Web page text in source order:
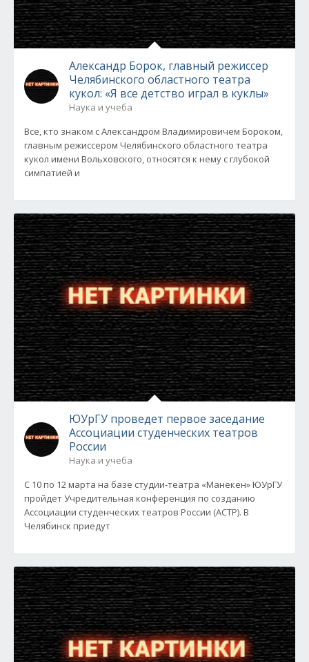
Александр Борок, главный режиссер
Челябинского областного театра
кукол: «Я все детство играл в куклы»
Наука и учеба
Все, кто знаком с Александром Владимировичем Бороком,
главным режиссером Челябинского областного театра
кукол имени Вольховского, относятся к нему с глубокой
симпатией и
ЮУрГУ проведет первое заседание
Ассоциации студенческих театров
России
Наука и учеба
С 10 по 12 марта на базе студии-театра «Манекен» ЮУрГУ
пройдет Учредительная конференция по созданию
Ассоциации студенческих театров России (АСТР). В
Челябинск приедут